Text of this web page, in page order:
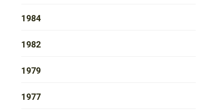
1984
1982
1979
1977